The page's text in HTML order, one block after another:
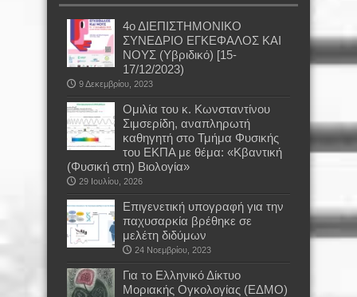
4ο ΔΙΕΠΙΣΤΗΜΟΝΙΚΟ
ΣΥΝΕΔΡΙΟ ΕΓΚΕΦΑΛΟΣ ΚΑΙ
ΝΟΥΣ (Υβριδικό) [15-
17/12/2023)
9 Δεκεμβρίου, 2023
Oμιλία του κ. Κωνσταντίνου
Σιμσερίδη, αναπληρωτή
καθηγητή στο Τμήμα Φυσικής
του ΕΚΠΑ με θέμα: «Κβαντική
(Φυσική στη) Βιολογία»
29 Ιουλίου, 2026
Επιγενετική υπογραφή για την
παχυσαρκία βρέθηκε σε
μελέτη διδύμων
24 Νοεμβρίου, 2023
Για το Ελληνικό Δίκτυο
Μοριακής Ογκολογίας (ΕΔΜΟ)